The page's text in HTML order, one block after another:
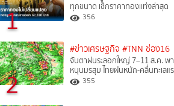
1
ทุกขนาด เช็กราคาทองแท่งล่าสุด
356
2
#ข่าวเศรษฐกิจ #TNN ช่อง16
จับตาฝนระลอกใหญ่ 7–11 ส.ค. พ
หนุนมรสุม ไทยฝนหนัก-คลื่นทะเลแ
355